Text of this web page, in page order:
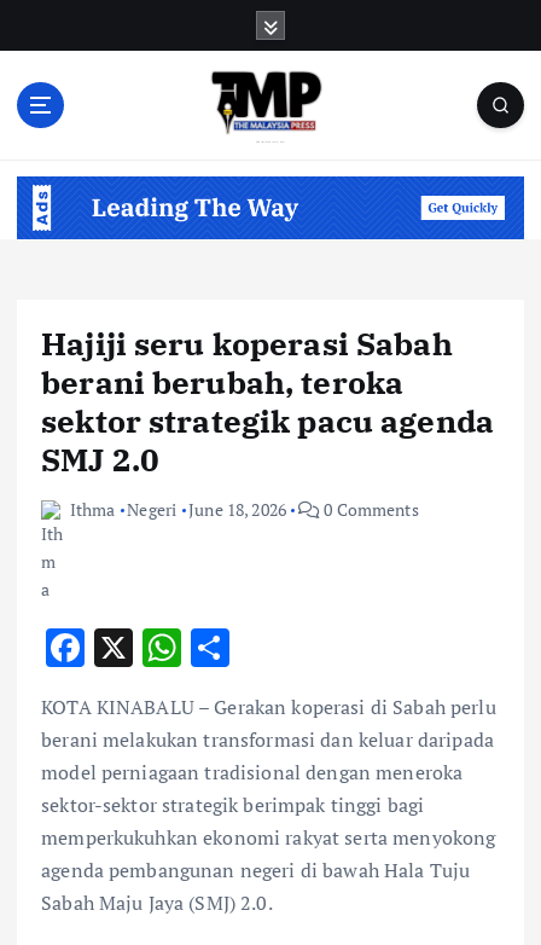
Hajiji seru koperasi Sabah
berani berubah, teroka
sektor strategik pacu agenda
SMJ 2.0
Ithma Negeri June 18, 2026 0 Comments
F
e
b
o
o
k
X W
at
s
A
p
p
ar
e
KOTA KINABALU – Gerakan koperasi di Sabah perlu
berani melakukan transformasi dan keluar daripada
model perniagaan tradisional dengan meneroka
sektor-sektor strategik berimpak tinggi bagi
memperkukuhkan ekonomi rakyat serta menyokong
agenda pembangunan negeri di bawah Hala Tuju
Sabah Maju Jaya (SMJ) 2.0.